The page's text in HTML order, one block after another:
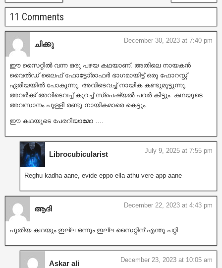
11 Comments
ചിക്കു December 30, 2023 at 7:40 pm
ഈ സൈറ്റിൽ വന്ന ഒരു പഴയ കഥയാണ്. അതിലെ നായകൻ
വൈൽഡ് ലൈഫ് ഫോട്ടോ്രാഫർ ഭാഗമായിട്ട് ഒരു ഫോറസ്റ്റ്
ഏരിയയിൽ പോകുന്നു. അവിടെവച്ച് നായിക കണ്ടുമുട്ടുന്നു.
അവർക്ക് അവിടെവച്ച് കുറച്ച് സ്പെഷ്യൽ പവർ കിട്ടും. കഥയുടെ
അവസാനം പുള്ളി രണ്ടു നായികമാരെ കെട്ടും.
ഈ കഥയുടെ പേരറിയാമോ ….
Librocubicularist July 9, 2025 at 7:55 pm
Reghu kadha aane, evide eppo ella athu vere app aane
ആദി December 22, 2023 at 4:43 pm
പുതിയ കഥയും ഇല്ല ഒന്നും ഇല്ല സൈറ്റിന് എന്തു പറ്റി
Askar ali December 23, 2023 at 10:05 am